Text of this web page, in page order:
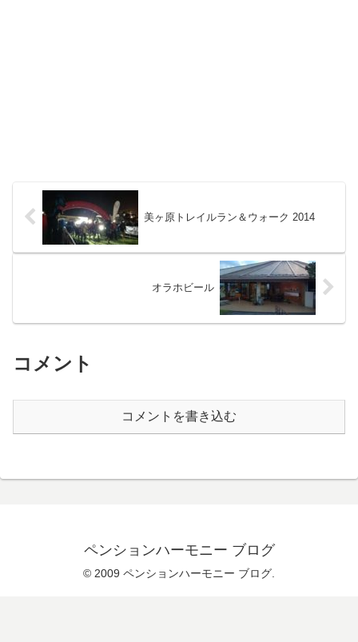
美ヶ原トレイルラン＆ウォーク 2014
オラホビール
コメント
コメントを書き込む
ペンションハーモニー ブログ
© 2009 ペンションハーモニー ブログ.